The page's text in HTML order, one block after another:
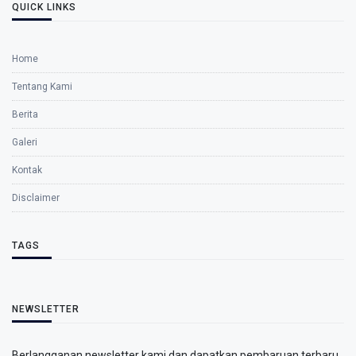
QUICK LINKS
Home
Tentang Kami
Berita
Galeri
Kontak
Disclaimer
TAGS
NEWSLETTER